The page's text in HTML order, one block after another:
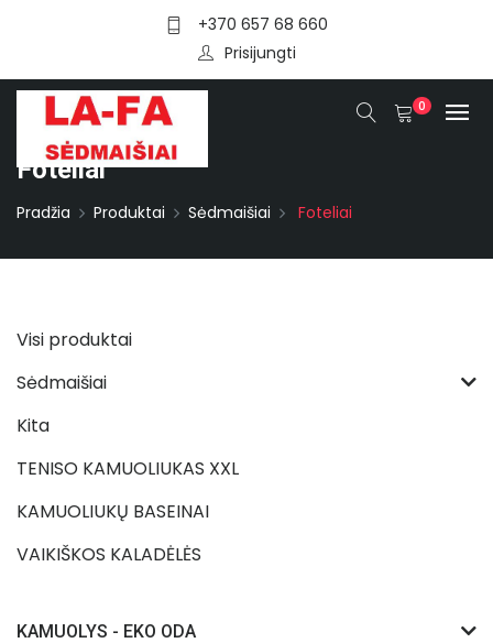
+370 657 68 660
Prisijungti
0
Foteliai
Pradžia Produktai Sėdmaišiai Foteliai
Visi produktai
Sėdmaišiai
Kita
TENISO KAMUOLIUKAS XXL
KAMUOLIUKŲ BASEINAI
VAIKIŠKOS KALADĖLĖS
KAMUOLYS - EKO ODA